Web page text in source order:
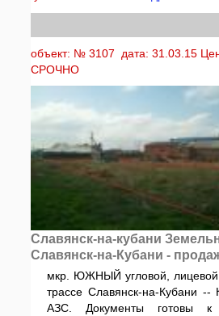
объект: № 3107 дата: 31.03.15
СРОЧНО
Славянск-на-кубани
Славянск-на-Кубани -
мкр. ЮЖНЫЙ угловой,
трассе Славянск-на-Кубани --
АЗС. Документы готовы